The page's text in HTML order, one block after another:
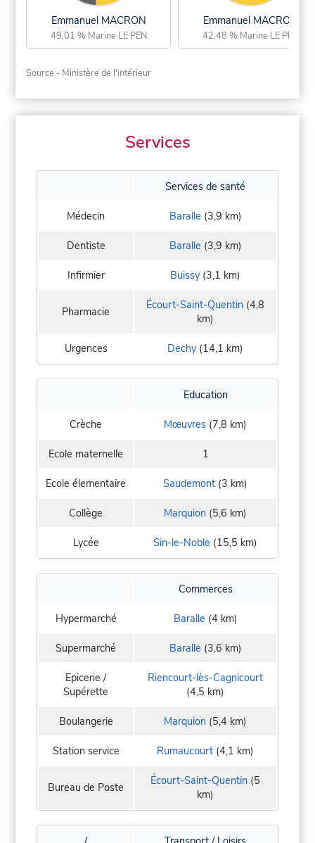
Emmanuel MACRON
49,01 % Marine LE PEN
Emmanuel MACRON
42,48 % Marine LE PEN
Source - Ministère de l'intérieur
Services
Services de santé
Médecin Baralle (3,9 km)
Dentiste Baralle (3,9 km)
Infirmier Buissy (3,1 km)
Pharmacie Écourt-Saint-Quentin (4,8
km)
Urgences Dechy (14,1 km)
Education
Crèche Mœuvres (7,8 km)
Ecole maternelle 1
Ecole élementaire Saudemont (3 km)
Collège Marquion (5,6 km)
Lycée Sin-le-Noble (15,5 km)
Commerces
Hypermarché Baralle (4 km)
Supermarché Baralle (3,6 km)
Epicerie /
Supérette
Riencourt-lès-Cagnicourt
(4,5 km)
Boulangerie Marquion (5,4 km)
Station service Rumaucourt (4,1 km)
Bureau de Poste Écourt-Saint-Quentin (5
km)